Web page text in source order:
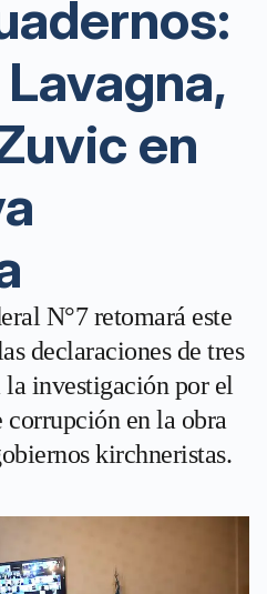
en
N°7 retomará este
declaraciones de tres
investigación por el
corrupción en la obra
kirchneristas.